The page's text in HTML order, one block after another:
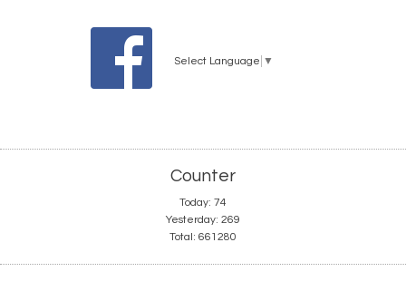
Select Language ▼
Counter
Today: 74
Yesterday: 269
Total: 661280